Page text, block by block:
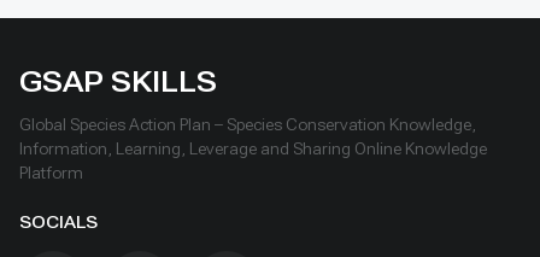
(CBD) Programme of Work on Protected Areas
Dos and Don’ts for governments and civil society
committed to sustaining ICCAs’ immense benefits for
conservation and livelihoods.
GSAP SKILLS
Global Species Action Plan – Species Conservation Knowledge,
Information, Learning, Leverage and Sharing Online Knowledge
Platform
SOCIALS